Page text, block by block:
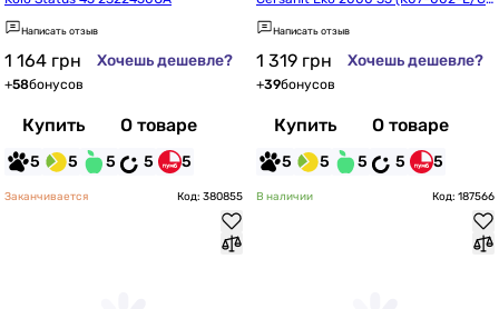
Написать отзыв
1 164 грн Хочешь дешевле?
+58бонусов
Купить О товаре
5 5 5 5 5
WS1000070936)
Написать отзыв
1 319 грн Хочешь дешевле?
+39бонусов
Купить О товаре
5 5 5 5 5
Заканчивается Код: 380855 В наличии Код: 187566